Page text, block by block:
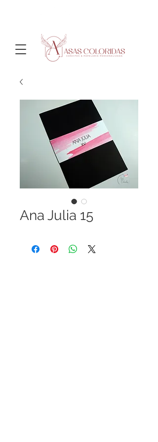
Ana Julia 15